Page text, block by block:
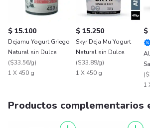
$ 15.100
Dejamu Yogurt Griego
Natural sin Dulce
($33.56/g)
1 X 450 g
$ 15.250
Skyr Deja Mu Yogurt
Natural sin Dulce
($33.89/g)
1 X 450 g
$
(
1
Productos complementarios